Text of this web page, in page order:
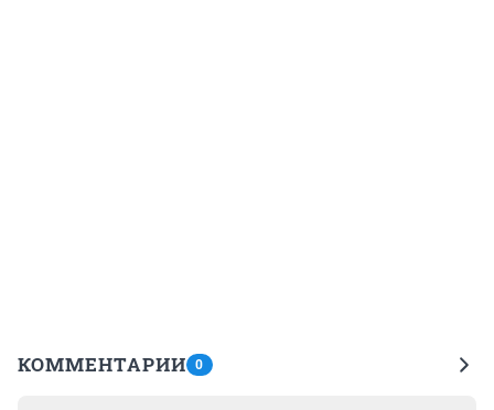
КОММЕНТАРИИ 0